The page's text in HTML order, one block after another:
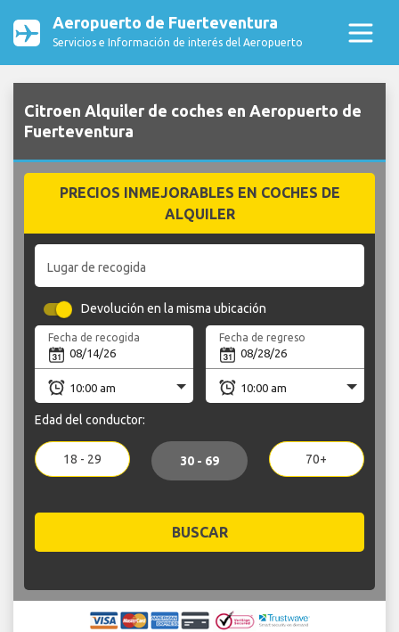
Aeropuerto de Fuerteventura
Servicios e Información de interés del Aeropuerto
Citroen Alquiler de coches en Aeropuerto de
Fuerteventura
PRECIOS INMEJORABLES EN COCHES DE
ALQUILER
Lugar de recogida
Devolución en la misma ubicación
Fecha de recogida Fecha de regreso
Edad del conductor:
18 - 29 30 - 69 70+
BUSCAR